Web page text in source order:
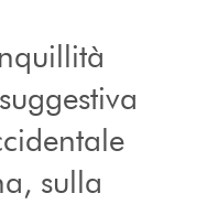
sulla